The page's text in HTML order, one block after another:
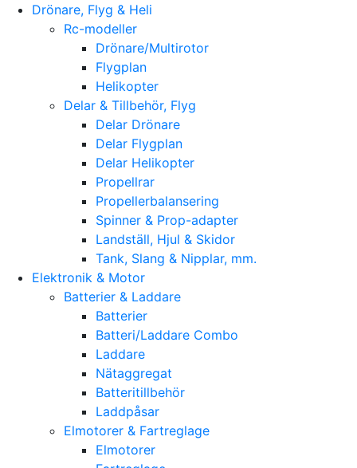
Drönare, Flyg & Heli
Rc-modeller
Drönare/Multirotor
Flygplan
Helikopter
Delar & Tillbehör, Flyg
Delar Drönare
Delar Flygplan
Delar Helikopter
Propellrar
Propellerbalansering
Spinner & Prop-adapter
Landställ, Hjul & Skidor
Tank, Slang & Nipplar, mm.
Elektronik & Motor
Batterier & Laddare
Batterier
Batteri/Laddare Combo
Laddare
Nätaggregat
Batteritillbehör
Laddpåsar
Elmotorer & Fartreglage
Elmotorer